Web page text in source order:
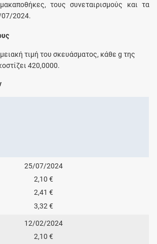
τους συνεταιρισμούς και τα
07/2024.
τιμή του σκευάσματος, κάθεg της
420,0000.
25/07/2024
2,10 €
2,41 €
3,32 €
12/02/2024
2,10 €